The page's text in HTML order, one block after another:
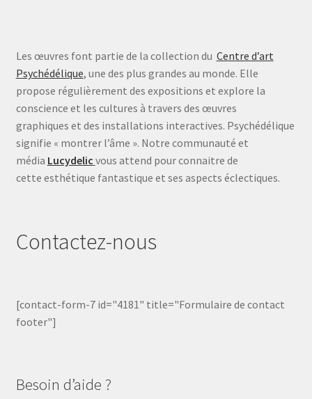
Les œuvres font partie de la collection du Centre d’art
Psychédélique, une des plus grandes au monde. Elle
propose régulièrement des expositions et explore la
conscience et les cultures à travers des œuvres
graphiques et des installations interactives. Psychédélique
signifie « montrer l’âme ». Notre communauté et
média Lucydelic vous attend pour connaitre de
cette esthétique fantastique et ses aspects éclectiques.
Contactez-nous
[contact-form-7 id="4181" title="Formulaire de contact
footer"]
Besoin d’aide ?